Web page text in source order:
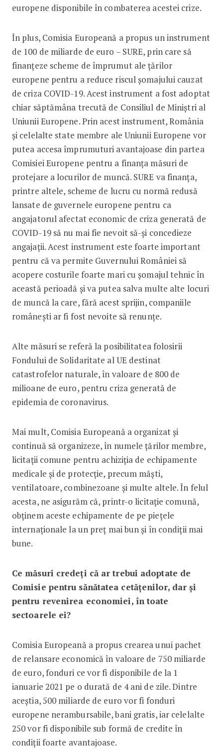
europene disponibile în combaterea acestei crize.
În plus, Comisia Europeană a propus un instrument
de 100 de miliarde de euro – SURE, prin care să
finanțeze scheme de împrumut ale țărilor
europene pentru a reduce riscul șomajului cauzat
de criza COVID-19. Acest instrument a fost adoptat
chiar săptămâna trecută de Consiliul de Miniștri al
Uniunii Europene. Prin acest instrument, România
și celelalte state membre ale Uniunii Europene vor
putea accesa împrumuturi avantajoase din partea
Comisiei Europene pentru a finanța măsuri de
protejare a locurilor de muncă. SURE va finanța,
printre altele, scheme de lucru cu normă redusă
lansate de guvernele europene pentru ca
angajatorul afectat economic de criza generată de
COVID-19 să nu mai fie nevoit să-și concedieze
angajații. Acest instrument este foarte important
pentru că va permite Guvernului României să
acopere costurile foarte mari cu șomajul tehnic în
această perioadă și va putea salva multe alte locuri
de muncă la care, fără acest sprijin, companiile
românești ar fi fost nevoite să renunțe.
Alte măsuri se referă la posibilitatea folosirii
Fondului de Solidaritate al UE destinat
catastrofelor naturale, în valoare de 800 de
milioane de euro, pentru criza generată de
epidemia de coronavirus.
Mai mult, Comisia Europeană a organizat și
continuă să organizeze, în numele țărilor membre,
licitații comune pentru achiziția de echipamente
medicale și de protecție, precum măști,
ventilatoare, combinezoane și multe altele. În felul
acesta, ne asigurăm că, printr-o licitație comună,
obținem aceste echipamente de pe piețele
internaționale la un preț mai bun și în condiții mai
bune.
Ce măsuri credeți că ar trebui adoptate de
Comisie pentru sănătatea cetățenilor, dar și
pentru revenirea economiei, în toate
sectoarele ei?
Comisia Europeană a propus crearea unui pachet
de relansare economică în valoare de 750 miliarde
de euro, fonduri ce vor fi disponibile de la 1
ianuarie 2021 pe o durată de 4 ani de zile. Dintre
aceștia, 500 miliarde de euro vor fi fonduri
europene nerambursabile, bani gratis, iar celelalte
250 vor fi disponibile sub formă de credite în
condiții foarte avantajoase.